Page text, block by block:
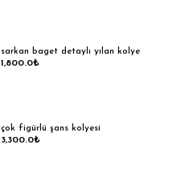
sarkan baget detaylı yılan kolye
1,800.0₺
çok figürlü şans kolyesi
3,300.0₺